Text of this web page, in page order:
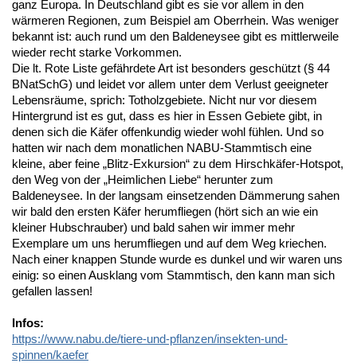
ganz Europa. In Deutschland gibt es sie vor allem in den
wärmeren Regionen, zum Beispiel am Oberrhein. Was weniger
bekannt ist: auch rund um den Baldeneysee gibt es mittlerweile
wieder recht starke Vorkommen.
Die lt. Rote Liste gefährdete Art ist besonders geschützt (§ 44
BNatSchG) und leidet vor allem unter dem Verlust geeigneter
Lebensräume, sprich: Totholzgebiete. Nicht nur vor diesem
Hintergrund ist es gut, dass es hier in Essen Gebiete gibt, in
denen sich die Käfer offenkundig wieder wohl fühlen. Und so
hatten wir nach dem monatlichen NABU-Stammtisch eine
kleine, aber feine „Blitz-Exkursion“ zu dem Hirschkäfer-Hotspot,
den Weg von der „Heimlichen Liebe“ herunter zum
Baldeneysee. In der langsam einsetzenden Dämmerung sahen
wir bald den ersten Käfer herumfliegen (hört sich an wie ein
kleiner Hubschrauber) und bald sahen wir immer mehr
Exemplare um uns herumfliegen und auf dem Weg kriechen.
Nach einer knappen Stunde wurde es dunkel und wir waren uns
einig: so einen Ausklang vom Stammtisch, den kann man sich
gefallen lassen!
Infos:
https://www.nabu.de/tiere-und-pflanzen/insekten-und-
spinnen/kaefer